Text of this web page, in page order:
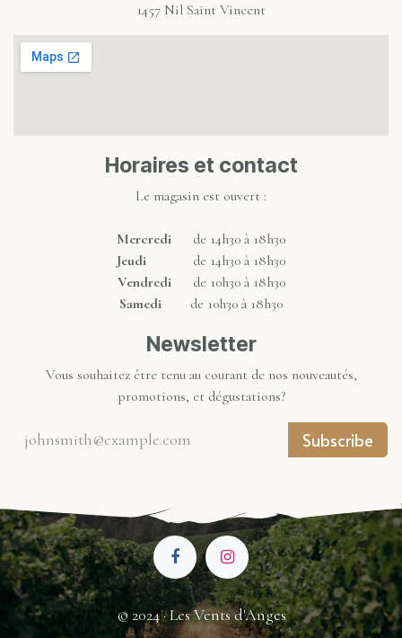
1457 Nil Saint Vincent
Horaires et contact
Le magasin est ouvert :
Mercredi de 14h30 à 18h30
Jeudi de 14h30 à 18h30
Vendredide 10h30 à 18h30
Samedi de 10h30 à 18h30
Newsletter
Vous souhaitez être tenu au courant de nos nouveautés,
promotions, et dégustations?
Subscribe
© 2024 · Les Vents d'Anges